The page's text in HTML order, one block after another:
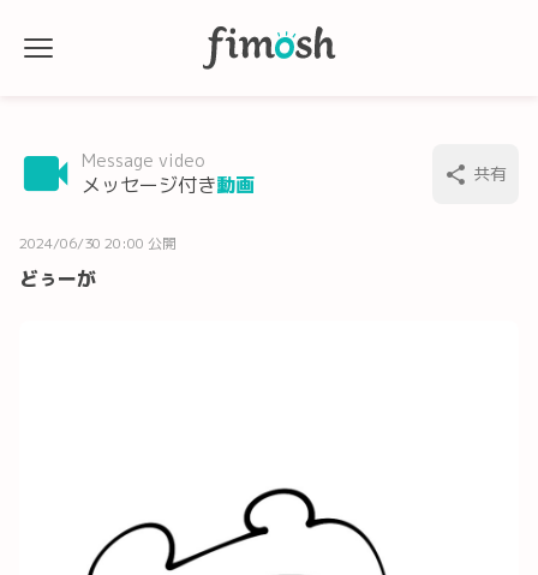
Message video
メッセージ付き動画 共有
2024/06/30 20:00 公開
どぅーが